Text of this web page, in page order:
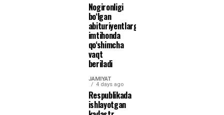
Nogironligi
bo‘lgan
abituriyentlarga
imtihonda
qo‘shimcha
vaqt
beriladi
JAMIYAT
4 days ago
Respublikada
ishlayotgan